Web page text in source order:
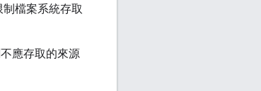
檔案系統存取
應存取的來源